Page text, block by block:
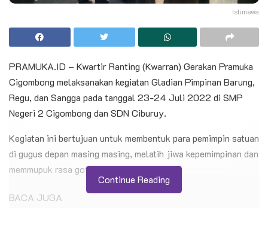
Istimewa
PRAMUKA.ID – Kwartir Ranting (Kwarran) Gerakan Pramuka
Cigombong melaksanakan kegiatan Gladian Pimpinan Barung,
Regu, dan Sangga pada tanggal 23-24 Juli 2022 di SMP
Negeri 2 Cigombong dan SDN Ciburuy.
Kegiatan ini bertujuan untuk membentuk para pemimpin satuan
di gugus depan masing masing, melatih jiwa kepemimpinan dan
memmupuk rasa gotong royong.
BACA JUGA
Continue Reading